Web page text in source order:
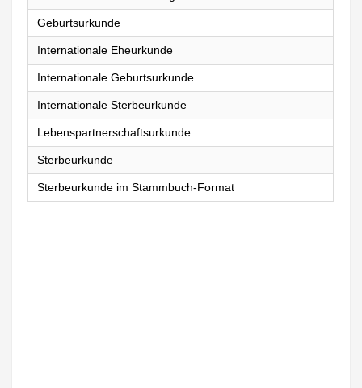
Geburtsurkunde
Internationale Eheurkunde
Internationale Geburtsurkunde
Internationale Sterbeurkunde
Lebenspartnerschaftsurkunde
Sterbeurkunde
Sterbeurkunde im Stammbuch-Format